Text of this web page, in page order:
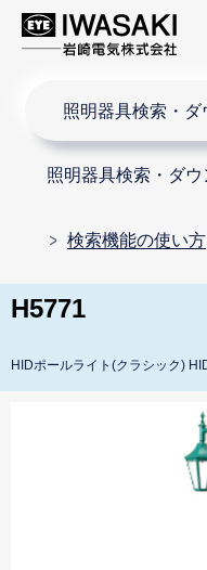
照明器具検索・ダ
照明器具検索・ダウ
検索機能の使い方
H5771
HIDポールライト(クラシック)